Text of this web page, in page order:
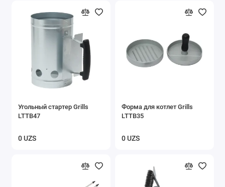
Угольный стартер Grills
LTTB47
0 UZS
Форма для котлет Grills
LTTB35
0 UZS